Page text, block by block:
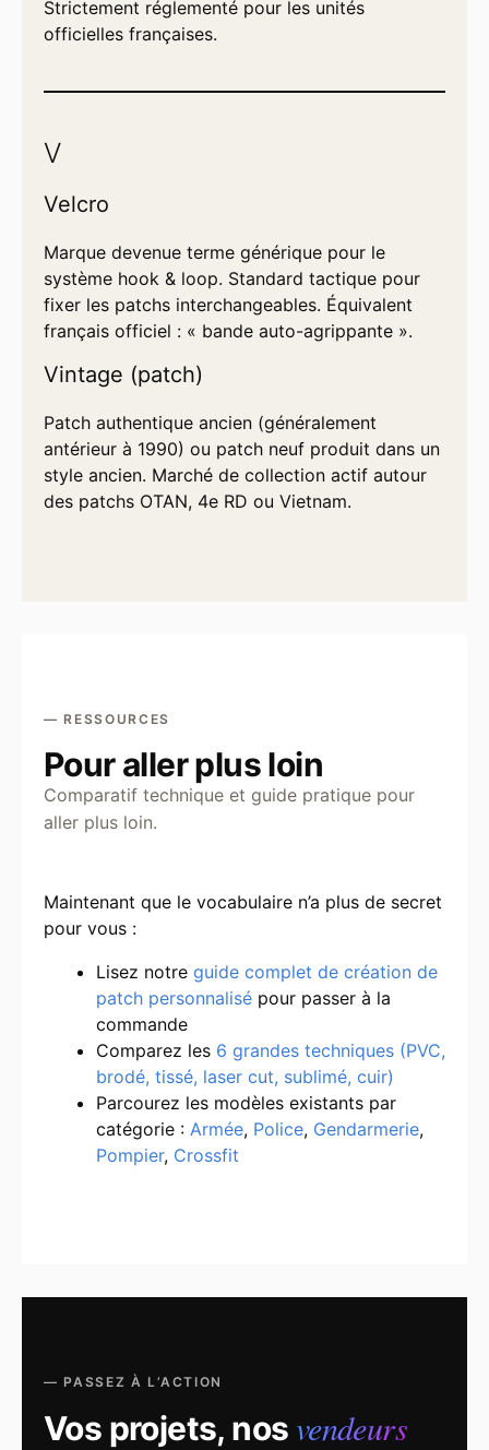
Strictement réglementé pour les unités
officielles françaises.
V
Velcro
Marque devenue terme générique pour le
système hook & loop. Standard tactique pour
fixer les patchs interchangeables. Équivalent
français officiel : « bande auto-agrippante ».
Vintage (patch)
Patch authentique ancien (généralement
antérieur à 1990) ou patch neuf produit dans un
style ancien. Marché de collection actif autour
des patchs OTAN, 4e RD ou Vietnam.
— RESSOURCES
Pour aller plus loin
Comparatif technique et guide pratique pour
aller plus loin.
Maintenant que le vocabulaire n’a plus de secret
pour vous :
Lisez notre guide complet de création de
patch personnalisé pour passer à la
commande
Comparez les 6 grandes techniques (PVC,
brodé, tissé, laser cut, sublimé, cuir)
Parcourez les modèles existants par
catégorie : Armée, Police, Gendarmerie,
Pompier, Crossfit
— PASSEZ À L’ACTION
Vos projets, nosvendeurs